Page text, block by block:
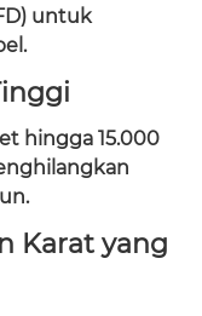
untuk
hingga 15.000
Karat yang